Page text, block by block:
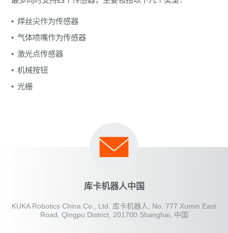
焊丝尖作为传感器
气体喷嘴作为传感器
激光点传感器
机械按钮
光栅
库卡机器人中国
KUKA Robotics China Co., Ltd. 库卡机器人, No. 777 Xumin East
Road, Qingpu District, 201700 Shanghai, 中国